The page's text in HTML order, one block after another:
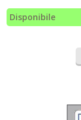
Disponibile